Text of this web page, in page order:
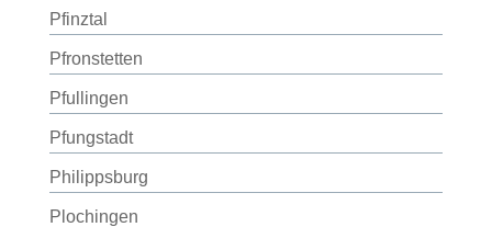
Pfinztal
Pfronstetten
Pfullingen
Pfungstadt
Philippsburg
Plochingen